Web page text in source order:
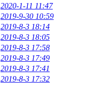
2020-1-11 11:47
2019-9-30 10:59
2019-8-3 18:14
2019-8-3 18:05
2019-8-3 17:58
2019-8-3 17:49
2019-8-3 17:41
2019-8-3 17:32